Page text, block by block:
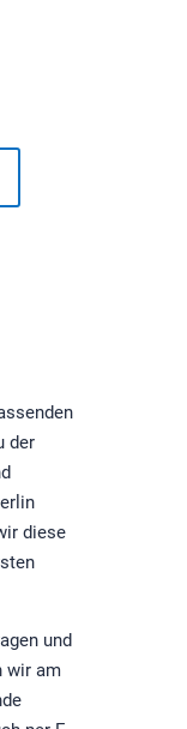
der
diese
und
wir am